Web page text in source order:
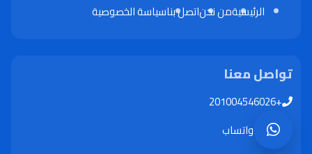
الرئيسيةمن نحناتصل بناسياسة الخصوصية
تواصل معنا
+201004546026
واتساب